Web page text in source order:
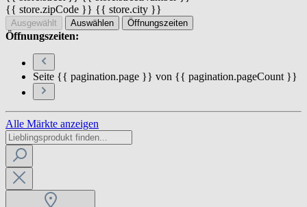
{{ store.zipCode }} {{ store.city }}
Ausgewählt Auswählen Öffnungszeiten
Öffnungszeiten:
Seite {{ pagination.page }} von {{ pagination.pageCount }}
Alle Märkte anzeigen